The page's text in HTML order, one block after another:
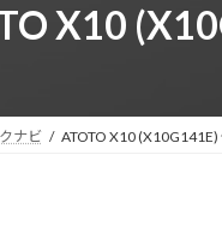
X10
ナビ ATOTO X10